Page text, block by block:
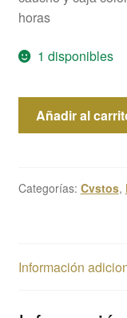
horas
1 disponibles
Cvstos
Challenge
Añadir al
Categorías: Cvstos,
Información